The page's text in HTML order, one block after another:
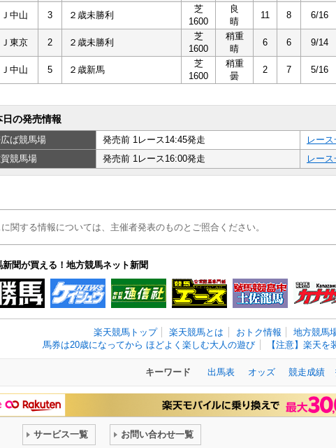
Ｊ中山 3 ２歳未勝利
芝
1600
良
晴
11 8 6/16
Ｊ東京 2 ２歳未勝利
芝
1600
稍重
晴
6 6 9/14
Ｊ中山 5 ２歳新馬
芝
1600
稍重
曇
2 7 5/16
日の発売情報
ば競馬場 発売前 1レース14:45発走
レース
競馬場 発売前 1レース16:00発走 レース
関する情報については、主催者発表のものとご照合ください。
新聞が買える！地方競馬ネット新聞
楽天競馬トップ 楽天競馬とは おトク情報 地方競馬
馬券は20歳になってから ほどよく楽しむ大人の遊び
【注意】楽天
キーワード 出馬表 オッズ 競走成績
サービス一覧 お問い合わせ一覧